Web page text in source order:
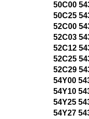
50C00
50C25
52C00
52C03
52C12
52C25
52C29
54Y00
54Y10
54Y25
54Y27